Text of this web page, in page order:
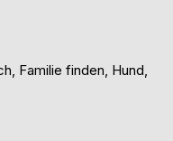
Familie finden, Hund,